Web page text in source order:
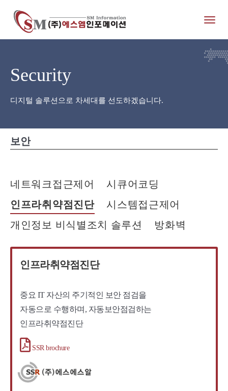
Security
디지털 솔루션으로 차세대를 선도하겠습니다.
보안
네트워크접근제어
시큐어코딩
인프라취약점진단
시스템접근제어
개인정보 비식별조치 솔루션
방화벽
인프라취약점진단
중요 IT 자산의 주기적인 보안 점검을
자동으로 수행하며, 자동보안점검하는
인프라취약점진단
SSR brochure